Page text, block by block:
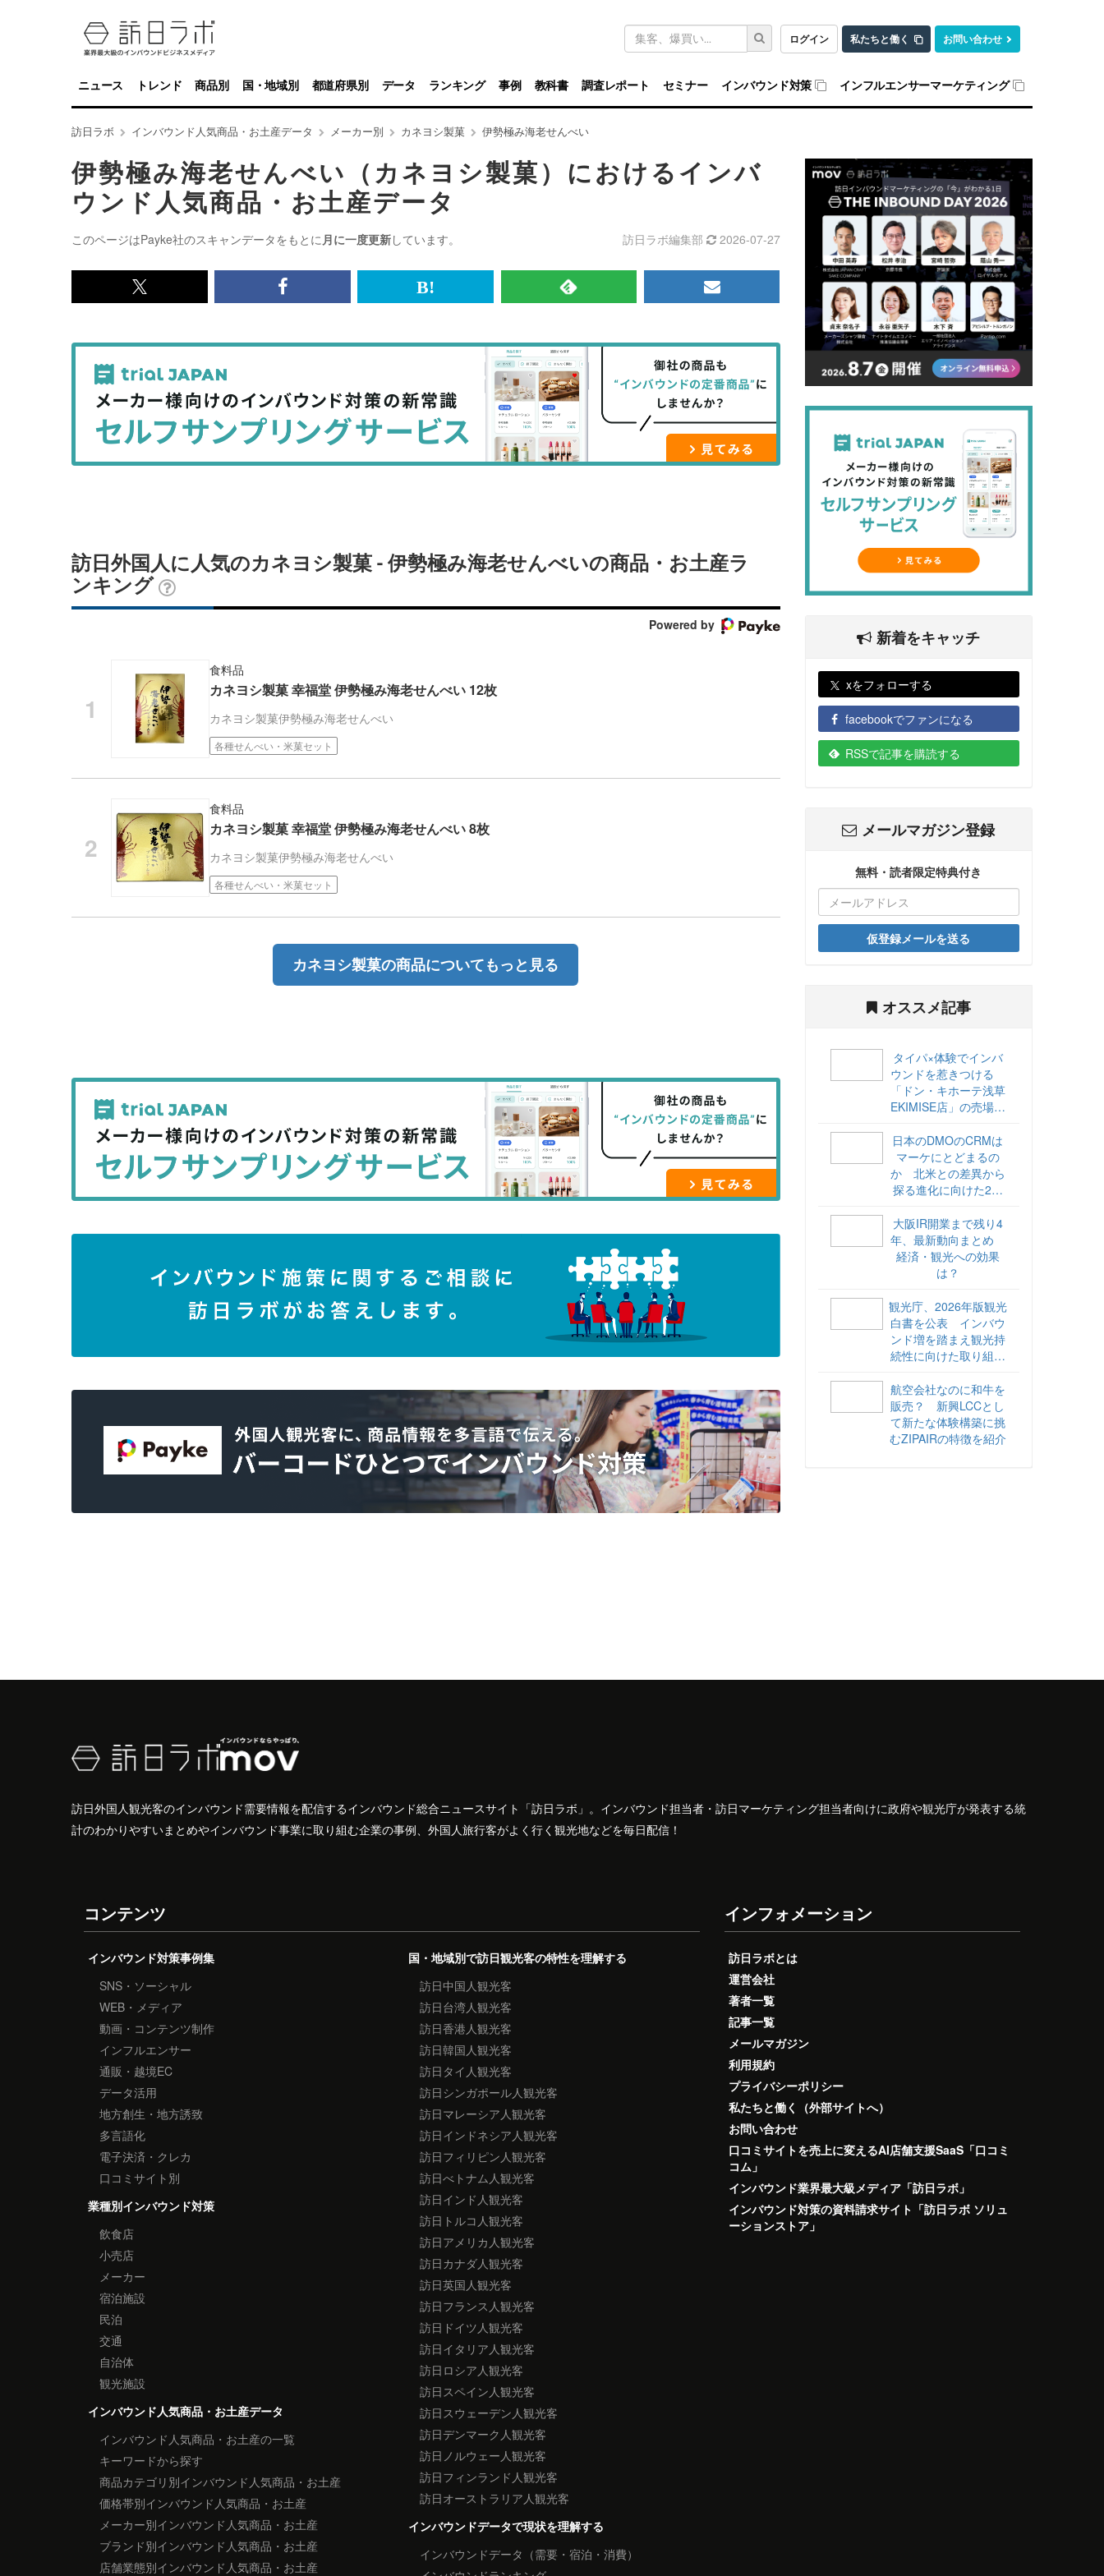
ログイン 私たちと働く お問い合わせ
キ
ワ
ド
検
索
ニュース トレンド 商品別 国・地域別 都道府県別 データ ランキング 事例 教科書 調査レポート セミナー インバウンド対策 インフルエンサーマーケティング
訪日ラボ インバウンド人気商品・お土産データ メーカー別 カネヨシ製菓 伊勢極み海老せんべい
伊勢極み海老せんべい（カネヨシ製菓）におけるインバ
ウンド人気商品・お土産データ
このページはPayke社のスキャンデータをもとに月に一度更新しています。 訪日ラボ編集部 2026-07-27
x<br>
記
事
を
シ
ェ
Facebook<br>
記
を
シ
ェ
は
な
ッ
ク
マ
追
加
RSS
記
事
を
購
読
メ
マ
ガ
登
録
す
訪日外国人に人気のカネヨシ製菓 - 伊勢極み海老せんべいの商品・お土産ラ
ンキング
Powered by
食料品
カネヨシ製菓 幸福堂 伊勢極み海老せんべい 12枚
カネヨシ製菓伊勢極み海老せんべい
各種せんべい・米菓セット
食料品
カネヨシ製菓 幸福堂 伊勢極み海老せんべい 8枚
カネヨシ製菓伊勢極み海老せんべい
各種せんべい・米菓セット
カネヨシ製菓の商品についてもっと見る
新着をキャッチ
xをフォローする
facebookでファンになる
RSSで記事を購読する
メールマガジン登録
無料・読者限定特典付き
仮登録メールを送る
オススメ記事
タイパ×体験でインバ
ウンドを惹きつける
「ドン・キホーテ浅草
EKIMISE店」の売場づ
日本のDMOのCRMは
マーケにとどまるの
か 北米との差異から
探る進化に向けた2ス
海外DMOのリアル
vol.6】
大阪IR開業まで残り4
年、最新動向まとめ
経済・観光への効果
は？
観光庁、2026年版観光
白書を公表 インバウ
ンド増を踏まえ観光持
続性に向けた取り組み
航空会社なのに和牛を
販売？ 新興LCCとし
て新たな体験構築に挑
むZIPAIRの特徴を紹介
訪日外国人観光客のインバウンド需要情報を配信するインバウンド総合ニュースサイト「訪日ラボ」。インバウンド担当者・訪日マーケティング担当者向けに政府や観光庁が発表する統
計のわかりやすいまとめやインバウンド事業に取り組む企業の事例、外国人旅行客がよく行く観光地などを毎日配信！
コンテンツ
インバウンド対策事例集
SNS・ソーシャル
WEB・メディア
動画・コンテンツ制作
インフルエンサー
通販・越境EC
データ活用
地方創生・地方誘致
多言語化
電子決済・クレカ
口コミサイト別
業種別インバウンド対策
飲食店
小売店
メーカー
宿泊施設
民泊
交通
自治体
観光施設
インバウンド人気商品・お土産データ
インバウンド人気商品・お土産の一覧
キーワードから探す
商品カテゴリ別インバウンド人気商品・お土産
価格帯別インバウンド人気商品・お土産
メーカー別インバウンド人気商品・お土産
ブランド別インバウンド人気商品・お土産
店舗業態別インバウンド人気商品・お土産
国・地域別で訪日観光客の特性を理解する
訪日中国人観光客
訪日台湾人観光客
訪日香港人観光客
訪日韓国人観光客
訪日タイ人観光客
訪日シンガポール人観光客
訪日マレーシア人観光客
訪日インドネシア人観光客
訪日フィリピン人観光客
訪日べトナム人観光客
訪日インド人観光客
訪日トルコ人観光客
訪日アメリカ人観光客
訪日カナダ人観光客
訪日英国人観光客
訪日フランス人観光客
訪日ドイツ人観光客
訪日イタリア人観光客
訪日ロシア人観光客
訪日スペイン人観光客
訪日スウェーデン人観光客
訪日デンマーク人観光客
訪日ノルウェー人観光客
訪日フィンランド人観光客
訪日オーストラリア人観光客
インバウンドデータで現状を理解する
インバウンドデータ（需要・宿泊・消費）
インフォメーション
訪日ラボとは
運営会社
著者一覧
記事一覧
メールマガジン
利用規約
プライバシーポリシー
私たちと働く（外部サイトへ）
お問い合わせ
口コミサイトを売上に変えるAI店舗支援SaaS「口コミ
コム」
インバウンド業界最大級メディア「訪日ラボ」
インバウンド対策の資料請求サイト「訪日ラボ ソリュ
ーションストア」